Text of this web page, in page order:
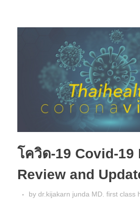
โควิด-19 Covid-19
Review and
by dr.kijakarn junda MD. first class